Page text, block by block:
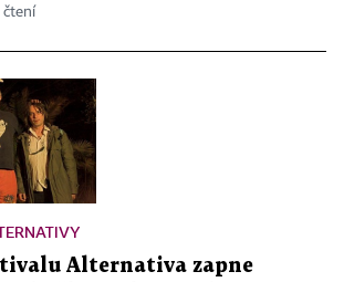
čtení
Alternativa zapne